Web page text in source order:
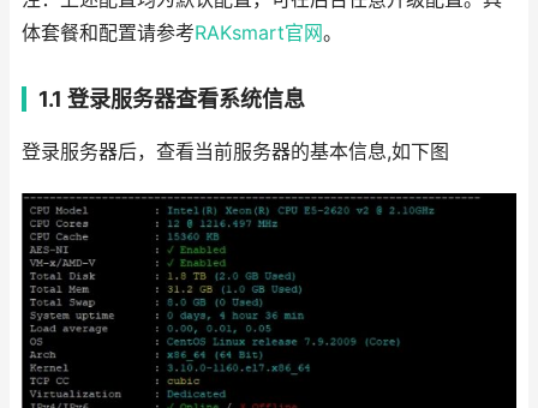
体套餐和配置请参考RAKsmart官网。
1.1 登录服务器查看系统信息
登录服务器后，查看当前服务器的基本信息,如下图